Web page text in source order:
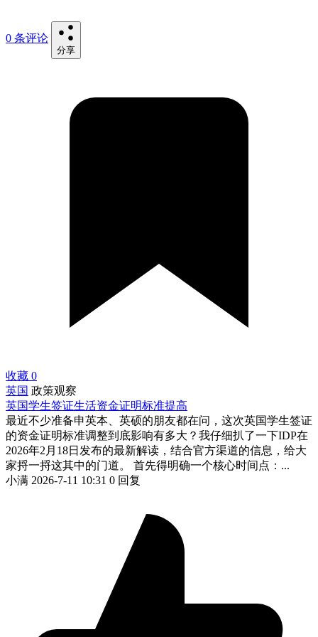
0 条评论
分享
收藏 0
英国 政策观察
英国学生签证生活资金证明标准提高
最近不少准备申英本、英硕的朋友都在问，这次英国学生签证
的资金证明标准调整到底影响有多大？我仔细扒了一下IDP在
2026年2月18日发布的最新解读，结合官方渠道的信息，给大
家捋一捋这其中的门道。 首先得明确一个核心时间点：...
小满 2026-7-11 10:31 0 回复